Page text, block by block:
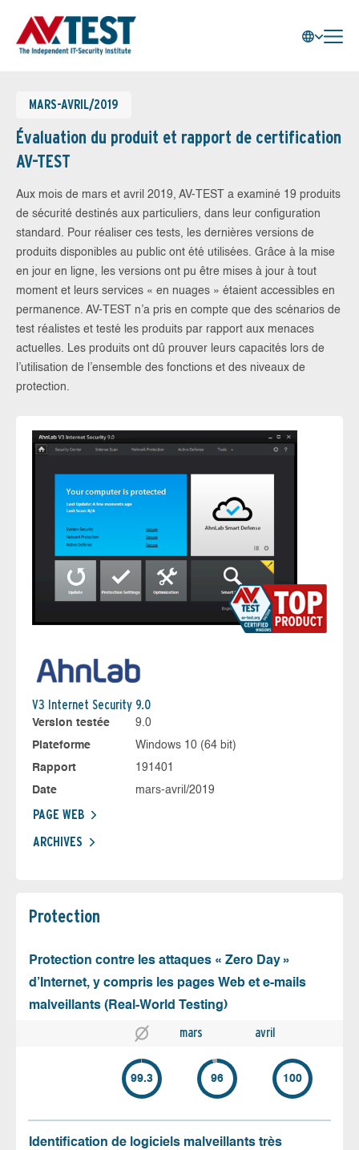
MARS-AVRIL/2019
Évaluation du produit et rapport de certification
AV-TEST
Aux mois de mars et avril 2019, AV-TEST a examiné 19 produits
de sécurité destinés aux particuliers, dans leur configuration
standard. Pour réaliser ces tests, les dernières versions de
produits disponibles au public ont été utilisées. Grâce à la mise
en jour en ligne, les versions ont pu être mises à jour à tout
moment et leurs services « en nuages » étaient accessibles en
permanence. AV-TEST n’a pris en compte que des scénarios de
test réalistes et testé les produits par rapport aux menaces
actuelles. Les produits ont dû prouver leurs capacités lors de
l’utilisation de l’ensemble des fonctions et des niveaux de
protection.
V3 Internet Security 9.0
Version testée
9.0
Plateforme
Windows 10 (64 bit)
Rapport
191401
Date
mars-avril/2019
PAGE WEB
ARCHIVES
Protection
Protection contre les attaques « Zero Day »
d’Internet, y compris les pages Web et e-mails
malveillants (Real-World Testing)
mars avril
99.3 96 100
Identification de logiciels malveillants très